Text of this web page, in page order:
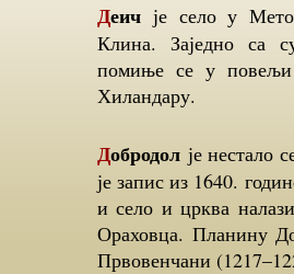
Деич је село у
Клина. Заједно са
помиње се у повељи
Хиландару.
Добродол је нестало
је запис из 1640.
и село и црква
Ораховца. Планину
Првовенчани